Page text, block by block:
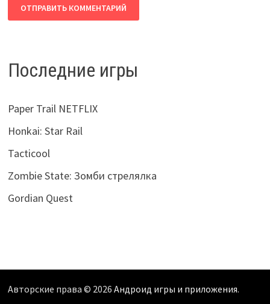
Последние игры
Paper Trail NETFLIX
Honkai: Star Rail
Tacticool
Zombie State: Зомби стрелялка
Gordian Quest
Авторские права © 2026Андроид игры и приложения.